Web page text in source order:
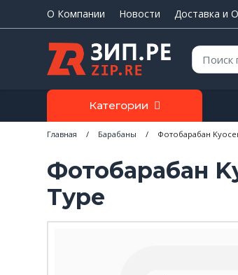
О Компании Новости Доставка и
Поиск:
Категории
Главная / Барабаны / Фотобарабан
Фотобарабан
Type